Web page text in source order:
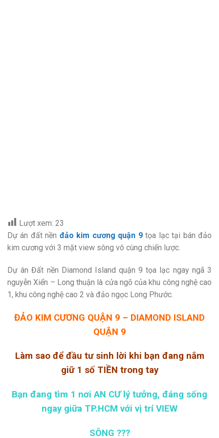
Lượt xem: 23
Dự án đất nền đảo kim cương quận 9tọa lạc tại bán đảo
kim cương với 3 mặt view sông vô cùng chiến lược.
Dự án Đất nền Diamond Island quận 9 tọa lạc ngay ngã 3
nguyễn Xiển – Long thuận là cửa ngõ của khu công nghệ cao
1, khu công nghệ cao 2 và đảo ngọc Long Phước.
ĐẢO KIM CƯƠNG QUẬN 9 – DIAMOND ISLAND
QUẬN 9
Làm sao để đầu tư sinh lời khi bạn đang nắm
giữ 1 số TIỀN trong tay
Bạn đang tìm 1 nơi AN CƯ lý tưởng, đáng sống
ngay giữa TP.HCM với vị trí VIEW
SÔNG ???